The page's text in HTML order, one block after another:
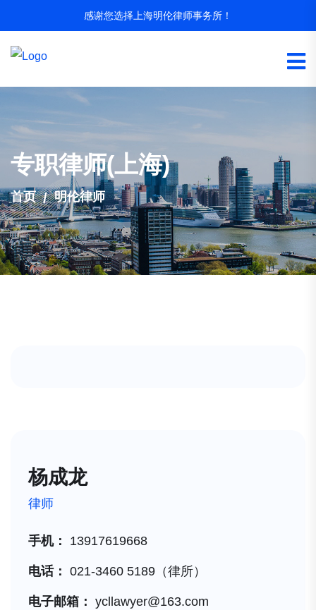
感谢您选择上海明伦律师事务所！
专职律师(上海)
首页 明伦律师
杨成龙
律师
手机： 13917619668
电话： 021-3460 5189（律所）
电子邮箱： ycllawyer@163.com